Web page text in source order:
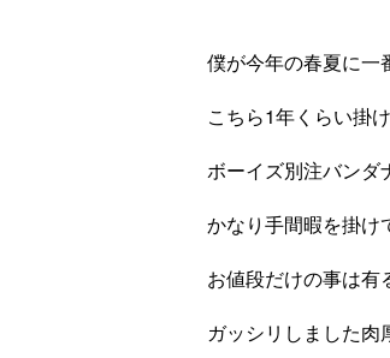
僕が今年の春夏に一
こちら1年くらい掛
ボーイズ別注バンダ
かなり手間暇を掛け
お値段だけの事は有
ガッシリしました